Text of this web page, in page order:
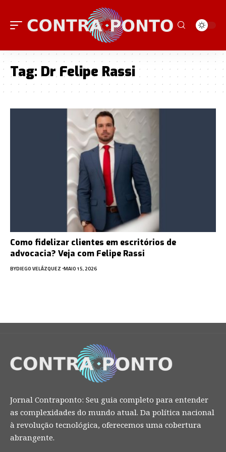
Tag: Dr Felipe Rassi
Como fidelizar clientes em escritórios de
advocacia? Veja com Felipe Rassi
BYDIEGO VELÁZQUEZ MAIO 15, 2026
Jornal Contraponto: Seu guia completo para entender
as complexidades do mundo atual. Da política nacional
à revolução tecnológica, oferecemos uma cobertura
abrangente.